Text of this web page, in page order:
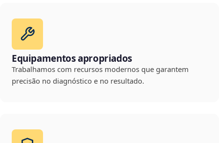
Equipamentos apropriados
Trabalhamos com recursos modernos que garantem
precisão no diagnóstico e no resultado.